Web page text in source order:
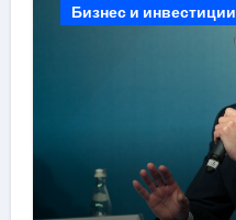
Бизнес и инвестиции